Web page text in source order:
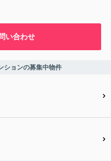
い合わせ
ションの募集中物件